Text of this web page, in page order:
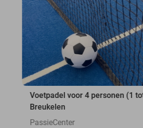
Voetpadel voor 4 personen (1
Breukelen
PassieCenter